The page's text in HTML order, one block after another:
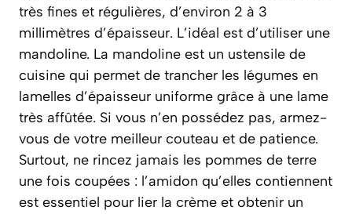
très fines et régulières, d’environ 2 à 3
millimètres d’épaisseur. L’idéal est d’utiliser une
mandoline. La mandoline est un ustensile de
cuisine qui permet de trancher les légumes en
lamelles d’épaisseur uniforme grâce à une lame
très affûtée. Si vous n’en possédez pas, armez-
vous de votre meilleur couteau et de patience.
Surtout, ne rincez jamais les pommes de terre
une fois coupées : l’amidon qu’elles contiennent
est essentiel pour lier la crème et obtenir un